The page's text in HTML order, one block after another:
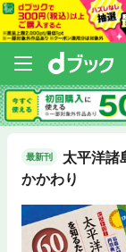
最新刊
太平洋
かかわり